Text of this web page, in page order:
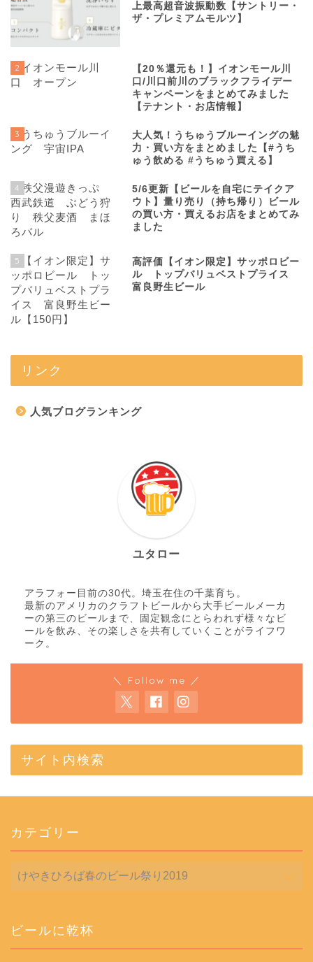
上最高超音波振動数【サントリー・
ザ・プレミアムモルツ】
2
【20％還元も！】イオンモール川
口/川口前川のブラックフライデー
キャンペーンをまとめてみました
【テナント・お店情報】
3
大人気！うちゅうブルーイングの魅
力・買い方をまとめました【#うち
ゅう飲める #うちゅう買える】
4
5/6更新【ビールを自宅にテイクア
ウト】量り売り（持ち帰り）ビール
の買い方・買えるお店をまとめてみ
ました
5
高評価【イオン限定】サッポロビー
ル トップバリュベストプライス
富良野生ビール
リンク
人気ブログランキング
ユタロー
アラフォー目前の30代。埼玉在住の千葉育ち。
最新のアメリカのクラフトビールから大手ビールメーカ
ーの第三のビールまで、固定観念にとらわれず様々なビ
ールを飲み、その楽しさを共有していくことがライフワ
ーク。
＼ Follow me ／
サイト内検索
カテゴリー
カ
テ
ー
ビールに乾杯